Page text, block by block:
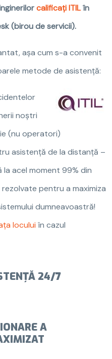
calificați ITILîn
(birou de servicii).
așa cum s-a convenit
metode de asistență:
noștri
(nu operatori)
asistență de la distanță –
acel moment 99% din
pentru a maximiza
dumneavoastră!
locului în cazul
24/7
A